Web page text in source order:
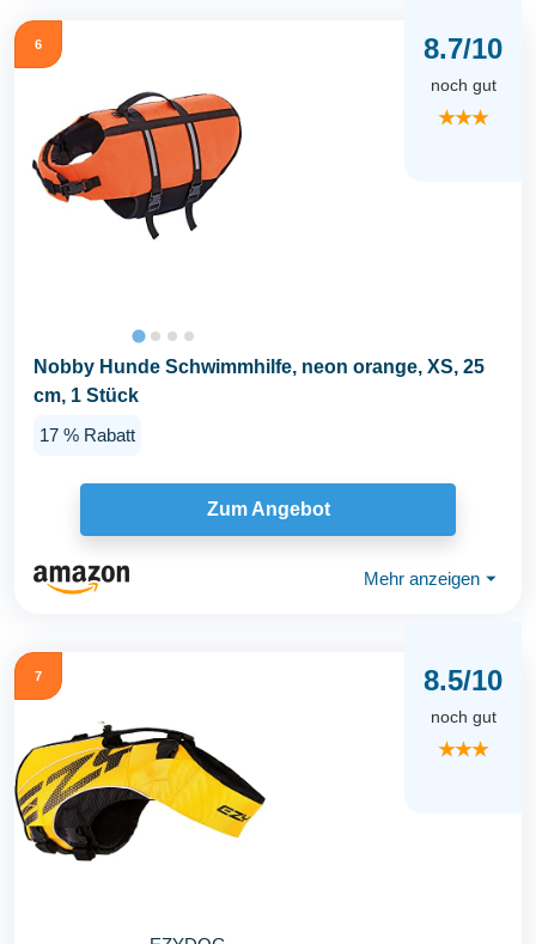
6 8.7/10
noch gut
★★★
Nobby Hunde Schwimmhilfe, neon orange, XS, 25
cm, 1 Stück
17 % Rabatt
Zum Angebot
Mehr anzeigen ⏷
7 8.5/10
noch gut
★★★